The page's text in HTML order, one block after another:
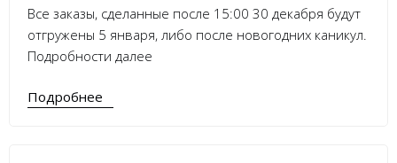
Все заказы, сделанные после 15:00 30 декабря будут
отгружены 5 января, либо после новогодних каникул.
Подробности далее
Подробнее